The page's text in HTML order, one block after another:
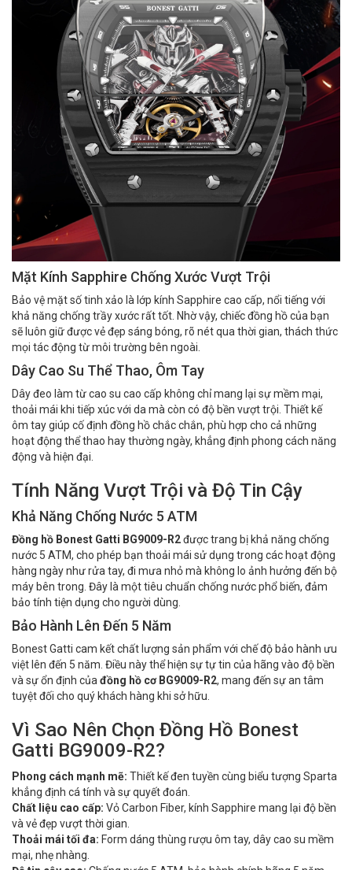
Mặt Kính Sapphire Chống Xước Vượt Trội
Bảo vệ mặt số tinh xảo là lớp kính Sapphire cao cấp, nổi tiếng với
khả năng chống trầy xước rất tốt. Nhờ vậy, chiếc đồng hồ của bạn
sẽ luôn giữ được vẻ đẹp sáng bóng, rõ nét qua thời gian, thách thức
mọi tác động từ môi trường bên ngoài.
Dây Cao Su Thể Thao, Ôm Tay
Dây đeo làm từ cao su cao cấp không chỉ mang lại sự mềm mại,
thoải mái khi tiếp xúc với da mà còn có độ bền vượt trội. Thiết kế
ôm tay giúp cố định đồng hồ chắc chắn, phù hợp cho cả những
hoạt động thể thao hay thường ngày, khẳng định phong cách năng
động và hiện đại.
Tính Năng Vượt Trội và Độ Tin Cậy
Khả Năng Chống Nước 5 ATM
Đồng hồ Bonest Gatti BG9009-R2được trang bị khả năng chống
nước 5 ATM, cho phép bạn thoải mái sử dụng trong các hoạt động
hàng ngày như rửa tay, đi mưa nhỏ mà không lo ảnh hưởng đến bộ
máy bên trong. Đây là một tiêu chuẩn chống nước phổ biến, đảm
bảo tính tiện dụng cho người dùng.
Bảo Hành Lên Đến 5 Năm
Bonest Gatti cam kết chất lượng sản phẩm với chế độ bảo hành ưu
việt lên đến 5 năm. Điều này thể hiện sự tự tin của hãng vào độ bền
và sự ổn định của đồng hồ cơ BG9009-R2, mang đến sự an tâm
tuyệt đối cho quý khách hàng khi sở hữu.
Vì Sao Nên Chọn Đồng Hồ Bonest
Gatti BG9009-R2?
Phong cách mạnh mẽ: Thiết kế đen tuyền cùng biểu tượng Sparta
khẳng định cá tính và sự quyết đoán.
Chất liệu cao cấp: Vỏ Carbon Fiber, kính Sapphire mang lại độ bền
và vẻ đẹp vượt thời gian.
Thoải mái tối đa: Form dáng thùng rượu ôm tay, dây cao su mềm
mại, nhẹ nhàng.